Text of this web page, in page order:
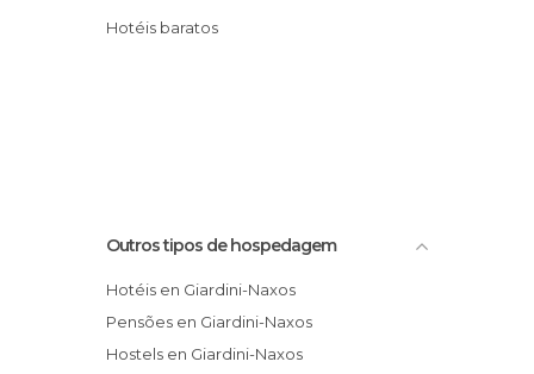
Hotéis baratos
Outros tipos de hospedagem
Hotéis en Giardini-Naxos
Pensões en Giardini-Naxos
Hostels en Giardini-Naxos